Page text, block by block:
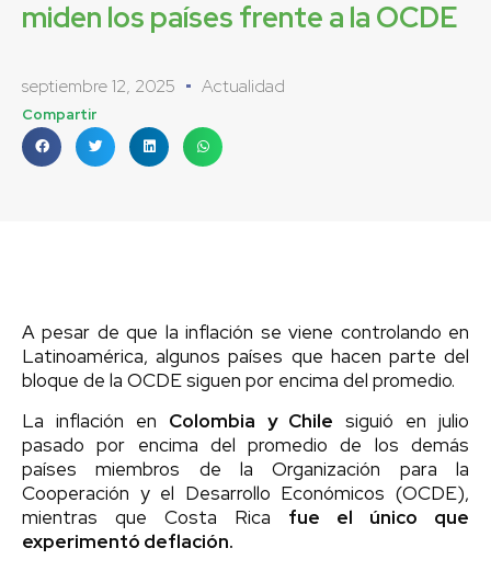
miden los países frente a la OCDE
septiembre 12, 2025 Actualidad
Compartir
A pesar de que la inflación se viene controlando en
Latinoamérica, algunos países que hacen parte del
bloque de la OCDE siguen por encima del promedio.
La inflación en Colombia y Chile siguió en julio
pasado por encima del promedio de los demás
países miembros de la Organización para la
Cooperación y el Desarrollo Económicos (OCDE),
mientras que Costa Rica fue el único que
experimentó deflación.